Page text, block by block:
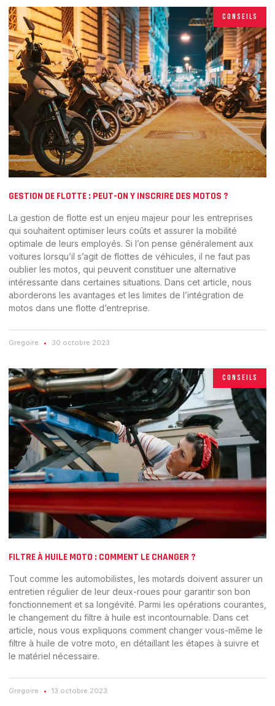
CONSEILS
GESTION DE FLOTTE : PEUT-ON Y INSCRIRE DES MOTOS ?
La gestion de flotte est un enjeu majeur pour les entreprises
qui souhaitent optimiser leurs coûts et assurer la mobilité
optimale de leurs employés. Si l’on pense généralement aux
voitures lorsqu’il s’agit de flottes de véhicules, il ne faut pas
oublier les motos, qui peuvent constituer une alternative
intéressante dans certaines situations. Dans cet article, nous
aborderons les avantages et les limites de l’intégration de
motos dans une flotte d’entreprise.
Gregoire 30 octobre 2023
CONSEILS
FILTRE À HUILE MOTO : COMMENT LE CHANGER ?
Tout comme les automobilistes, les motards doivent assurer un
entretien régulier de leur deux-roues pour garantir son bon
fonctionnement et sa longévité. Parmi les opérations courantes,
le changement du filtre à huile est incontournable. Dans cet
article, nous vous expliquons comment changer vous-même le
filtre à huile de votre moto, en détaillant les étapes à suivre et
le matériel nécessaire.
Gregoire 13 octobre 2023